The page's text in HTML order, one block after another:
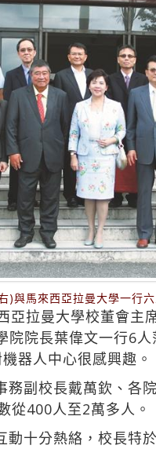
與馬來西亞拉曼大學一行
亞拉曼大學校董會
院長葉偉文一行6
器人中心很感興趣。
副校長戴萬欽、各
從400人至2萬多人。
十分熱絡，校長特